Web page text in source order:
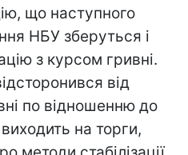
що наступного
НБУ зберуться і
з курсом гривні.
від
по відношенню до
на торги,